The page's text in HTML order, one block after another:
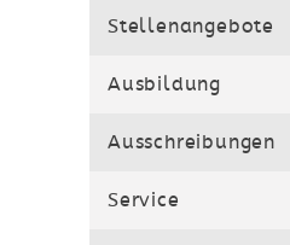
Stellenangebote
Ausbildung
Ausschreibungen
Service